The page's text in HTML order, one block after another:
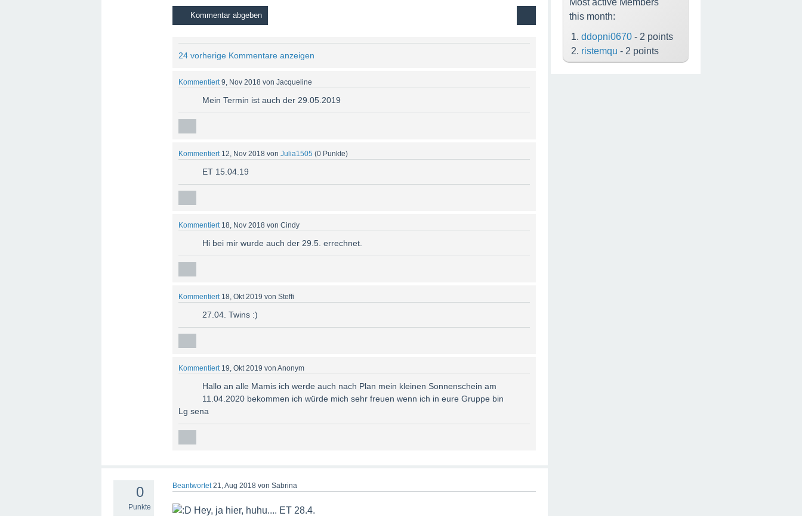
und freuen Sie sich auf die Ankunft Ihres kleinen Wunders im April oder Mai!
24 vorherige Kommentare anzeigen
Kommentiert 9, Nov 2018 vonJacqueline
Mein Termin ist auch der 29.05.2019
Kommentiert 12, Nov 2018 vonJulia1505 (0 Punkte)
ET 15.04.19
Kommentiert 18, Nov 2018 vonCindy
Hi bei mir wurde auch der 29.5. errechnet.
Kommentiert 18, Okt 2019 vonSteffi
27.04. Twins :)
Kommentiert 19, Okt 2019 vonAnonym
Hallo an alle Mamis ich werde auch nach Plan mein kleinen Sonnenschein am
11.04.2020 bekommen ich würde mich sehr freuen wenn ich in eure Gruppe bin
Lg sena
0
Punkte
Beantwortet 21, Aug 2018 vonSabrina
Hey, ja hier, huhu.... ET 28.4.
this month:
ddopni0670 - 2 points
ristemqu - 2 points